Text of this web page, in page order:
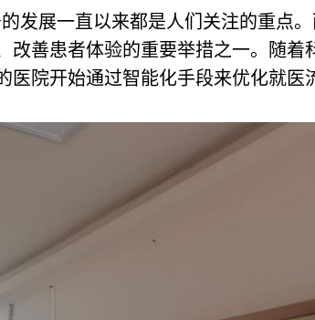
发展一直以来都是人们关注的重点
改善患者体验的重要举措之一。随着
医院开始通过智能化手段来优化就医